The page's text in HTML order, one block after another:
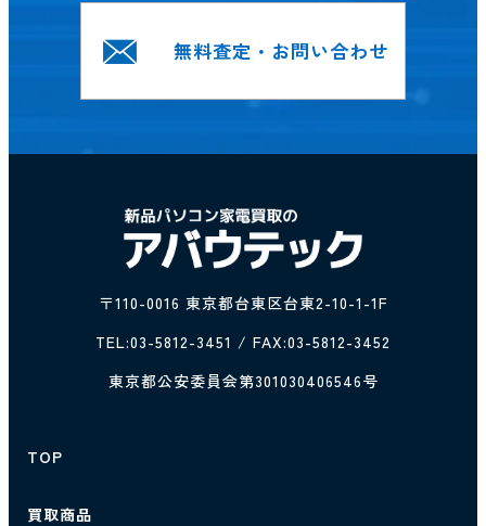
無料査定・お問い合わせ
〒110-0016 東京都台東区台東2-10-1-1F
TEL:03-5812-3451 / FAX:03-5812-3452
東京都公安委員会第301030406546号
TOP
買取商品